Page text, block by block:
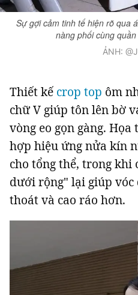
Sự gợi cảm tinh tế hiện rõ qua
nàng phối cùng
ẢNH:
Thiết kếcrop top ôm
chữ V giúp tôn lên bờ
vòng eo gọn gàng.
hợp hiệu ứng nửa kín
cho tổng thể, trong khi
dưới rộng" lại giúp
thoát và cao ráo hơn.